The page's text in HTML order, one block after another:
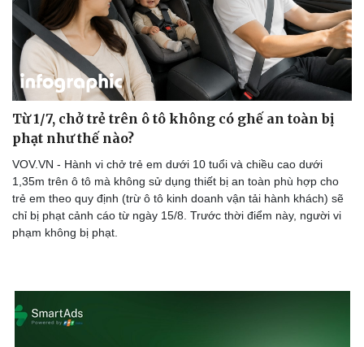
Từ 1/7, chở trẻ trên ô tô không có ghế an toàn bị
phạt như thế nào?
VOV.VN - Hành vi chở trẻ em dưới 10 tuổi và chiều cao dưới
1,35m trên ô tô mà không sử dụng thiết bị an toàn phù hợp cho
trẻ em theo quy định (trừ ô tô kinh doanh vận tải hành khách) sẽ
chỉ bị phạt cảnh cáo từ ngày 15/8. Trước thời điểm này, người vi
phạm không bị phạt.